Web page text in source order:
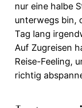
nur eine halbe
unterwegs bin,
Tag lang
Auf Zugreisen
Reise-Feeling,
richtig